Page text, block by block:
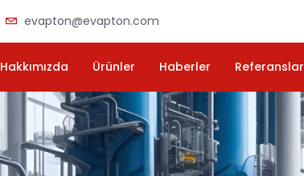
evapton@evapton.com
Hakkımızda Ürünler Haberler Referanslar